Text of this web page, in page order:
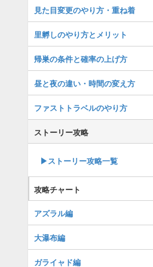
見た目変更のやり方・重ね着
里孵しのやり方とメリット
帰巣の条件と確率の上げ方
昼と夜の違い・時間の変え方
ファストトラベルのやり方
ストーリー攻略
▶︎ストーリー攻略一覧
攻略チャート
アズラル編
大瀑布編
ガライャド編